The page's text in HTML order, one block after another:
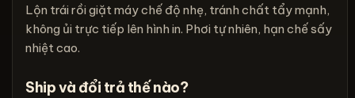
Lộn trái rồi giặt máy chế độ nhẹ, tránh chất tẩy mạnh,
không ủi trực tiếp lên hình in. Phơi tự nhiên, hạn chế sấy
nhiệt cao.
Ship và đổi trả thế nào?